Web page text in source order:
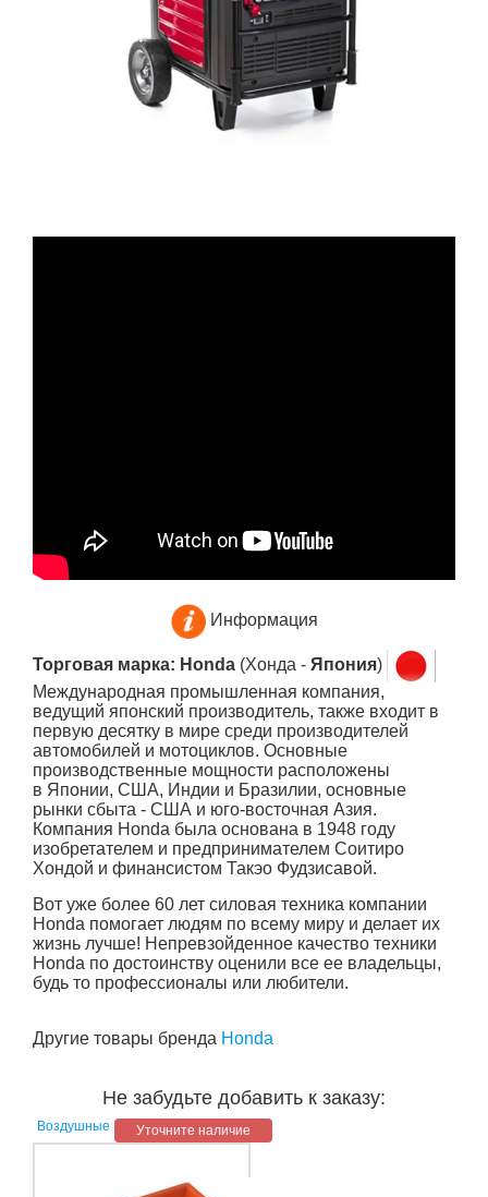
Информация
Торговая марка: Honda (Хонда - Япония)
Международная промышленная компания,
ведущий японский производитель, также входит в
первую десятку в мире среди производителей
автомобилей и мотоциклов. Основные
производственные мощности расположены
в Японии, США, Индии и Бразилии, основные
рынки сбыта - США и юго-восточная Азия.
Компания Honda была основана в 1948 году
изобретателем и предпринимателем Соитиро
Хондой и финансистом Такэо Фудзисавой.
Вот уже более 60 лет силовая техника компании
Honda помогает людям по всему миру и делает их
жизнь лучше! Непревзойденное качество техники
Honda по достоинству оценили все ее владельцы,
будь то профессионалы или любители.
Другие товары бренда Honda
Не забудьте добавить к заказу:
Уточните наличие
Воздушные